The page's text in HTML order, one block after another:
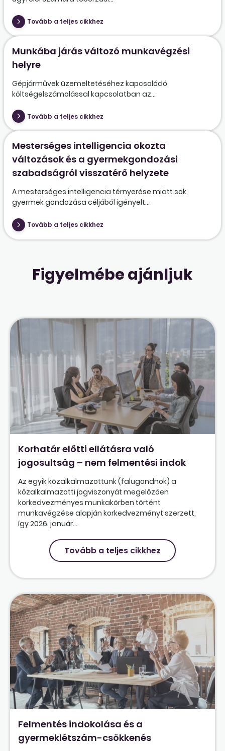
Tovább a teljes cikkhez
Munkába járás változó munkavégzési
helyre
Gépjárművek üzemeltetéséhez kapcsolódó
költségelszámolással kapcsolatban az...
Tovább a teljes cikkhez
Mesterséges intelligencia okozta
változások és a gyermekgondozási
szabadságról visszatérő helyzete
A mesterséges intelligencia térnyerése miatt sok,
gyermek gondozása céljából igényelt...
Tovább a teljes cikkhez
Figyelmébe ajánljuk
Korhatár előtti ellátásra való
jogosultság – nem felmentési indok
Az egyik közalkalmazottunk (falugondnok) a
közalkalmazotti jogviszonyát megelőzően
korkedvezményes munkakörben történt
munkavégzése alapján korkedvezményt szerzett,
így 2026. január...
Tovább a teljes cikkhez
Felmentés indokolása és a
gyermeklétszám-csökkenés